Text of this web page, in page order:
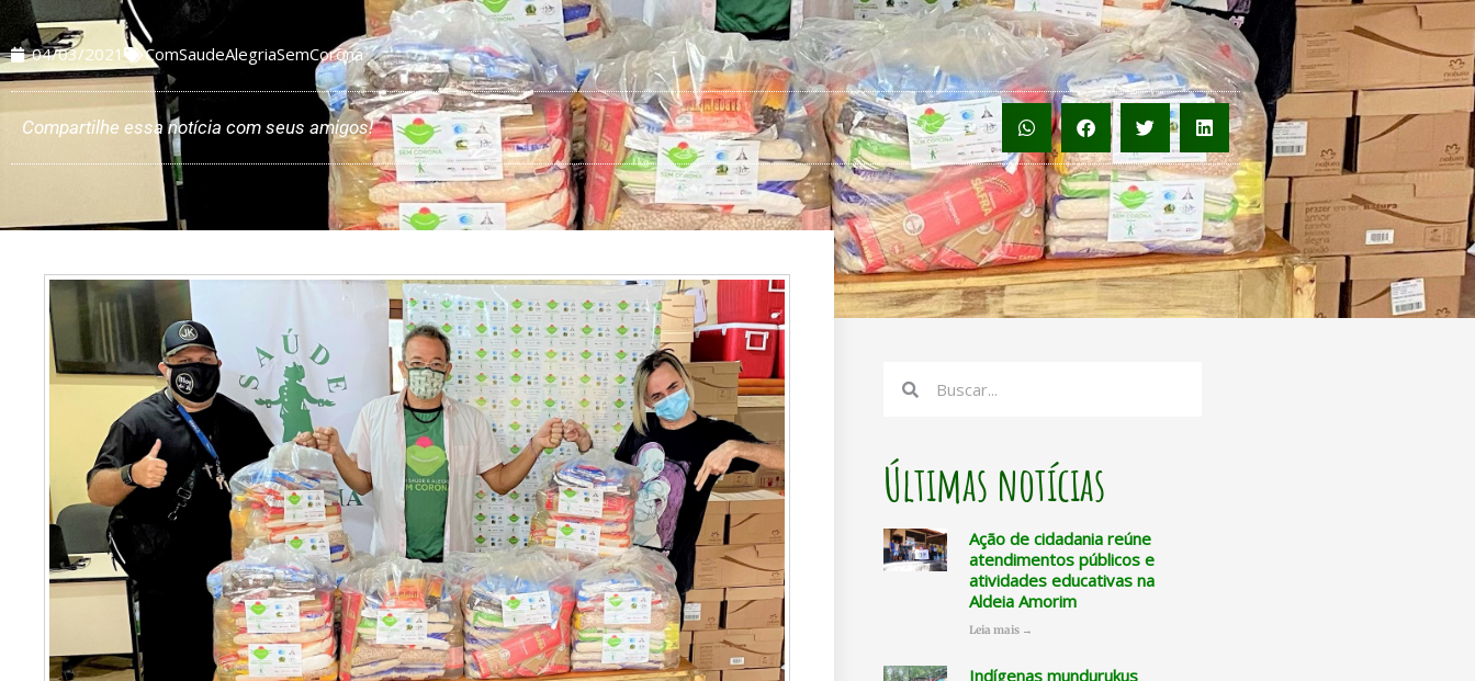
04/03/2021 ComSaudeAlegriaSemCorona
Compartilhe essa notícia com seus amigos!
Search
Últimas notícias
Ação de cidadania reúne
atendimentos públicos e
atividades educativas na
Aldeia Amorim
Leia mais →
Indígenas mundurukus